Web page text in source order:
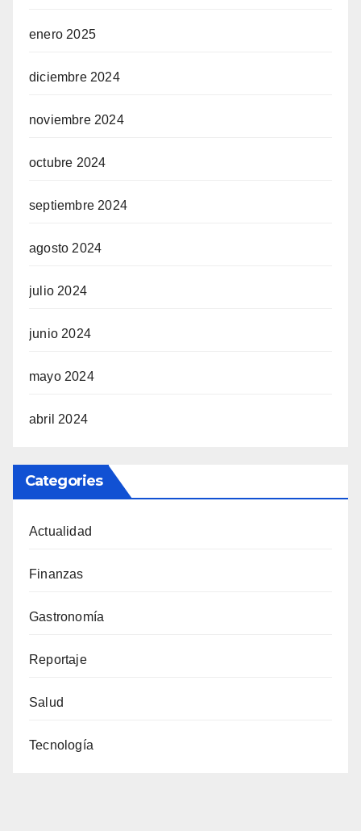
enero 2025
diciembre 2024
noviembre 2024
octubre 2024
septiembre 2024
agosto 2024
julio 2024
junio 2024
mayo 2024
abril 2024
Categories
Actualidad
Finanzas
Gastronomía
Reportaje
Salud
Tecnología